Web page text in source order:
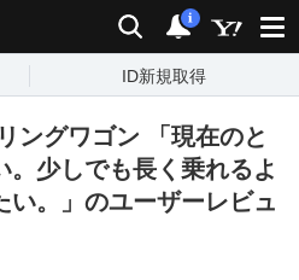
検索 通知
i
ID新規取得
ングワゴン 「現在のと
。少しでも長く乗れるよ
い。」のユーザーレビュ